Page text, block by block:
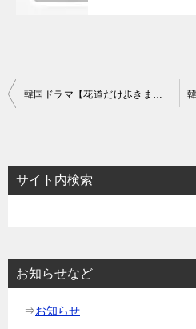
投
ビ
ゲ
ョ
韓国ドラマ【花道だけ歩きましょう】あらすじ16話～18話と感想-始まる花道？
サイト内検索
お知らせなど
⇒お知らせ